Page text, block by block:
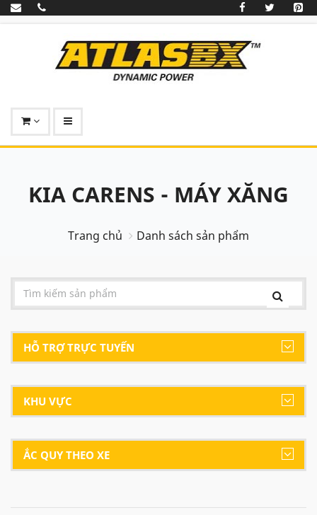
KIA CARENS - MÁY XĂNG
Trang chủ Danh sách sản phẩm
HỖ TRỢ TRỰC TUYẾN
KHU VỰC
ẮC QUY THEO XE